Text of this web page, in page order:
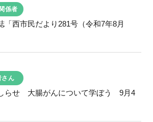
係者
「西市民だより281号（令和7年8月
さん
らせ 大腸がんについて学ぼう 9月4